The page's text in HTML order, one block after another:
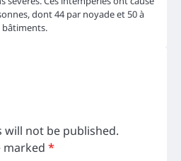
dont 44 par noyade et 50 à
bâtiments.
will not be published.
marked *